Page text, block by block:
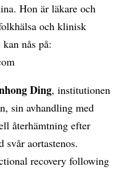
Hon är läkare och
och klinisk
nås på:
Ding, institutionen
sin avhandling med
återhämtning efter
svår aortastenos.
recovery following